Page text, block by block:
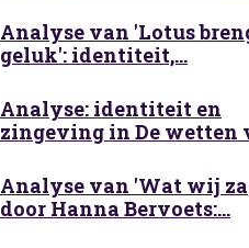
Analyse van 'Lotus
geluk': identiteit,...
Analyse: identiteit en
zingeving in De wetten
Analyse van 'Wat wij
door Hanna Bervoets:...